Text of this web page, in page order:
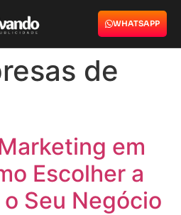
WHATSAPP
de
em
Escolher a
Seu Negócio